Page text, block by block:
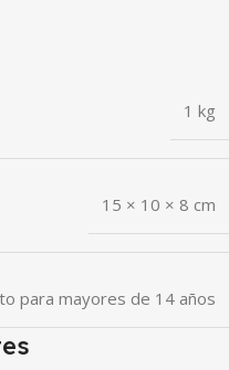
1 kg
15 × 10 × 8 cm
para mayores de 14 años